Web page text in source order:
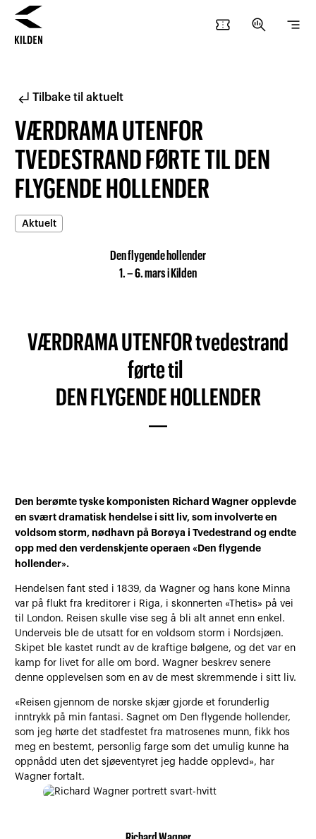
confirmation_number search_insights segment
subdirectory_arrow_leftTilbake til aktuelt
VÆRDRAMA UTENFOR
TVEDESTRAND FØRTE TIL DEN
FLYGENDE HOLLENDER
Aktuelt
Den flygende hollender
1. – 6. mars i Kilden
VÆRDRAMA UTENFOR tvedestrand
førte til
DEN FLYGENDE HOLLENDER
—
Den berømte tyske komponisten Richard Wagner opplevde
en svært dramatisk hendelse i sitt liv, som involverte en
voldsom storm, nødhavn på Borøya i Tvedestrand og endte
opp med den verdenskjente operaen «Den flygende
hollender».
Hendelsen fant sted i 1839, da Wagner og hans kone Minna
var på flukt fra kreditorer i Riga, i skonnerten «Thetis» på vei
til London. Reisen skulle vise seg å bli alt annet enn enkel.
Underveis ble de utsatt for en voldsom storm i Nordsjøen.
Skipet ble kastet rundt av de kraftige bølgene, og det var en
kamp for livet for alle om bord. Wagner beskrev senere
denne opplevelsen som en av de mest skremmende i sitt liv.
«Reisen gjennom de norske skjær gjorde et forunderlig
inntrykk på min fantasi. Sagnet om Den flygende hollender,
som jeg hørte det stadfestet fra matrosenes munn, fikk hos
meg en bestemt, personlig farge som det umulig kunne ha
oppnådd uten det sjøeventyret jeg hadde opplevd», har
Wagner fortalt.